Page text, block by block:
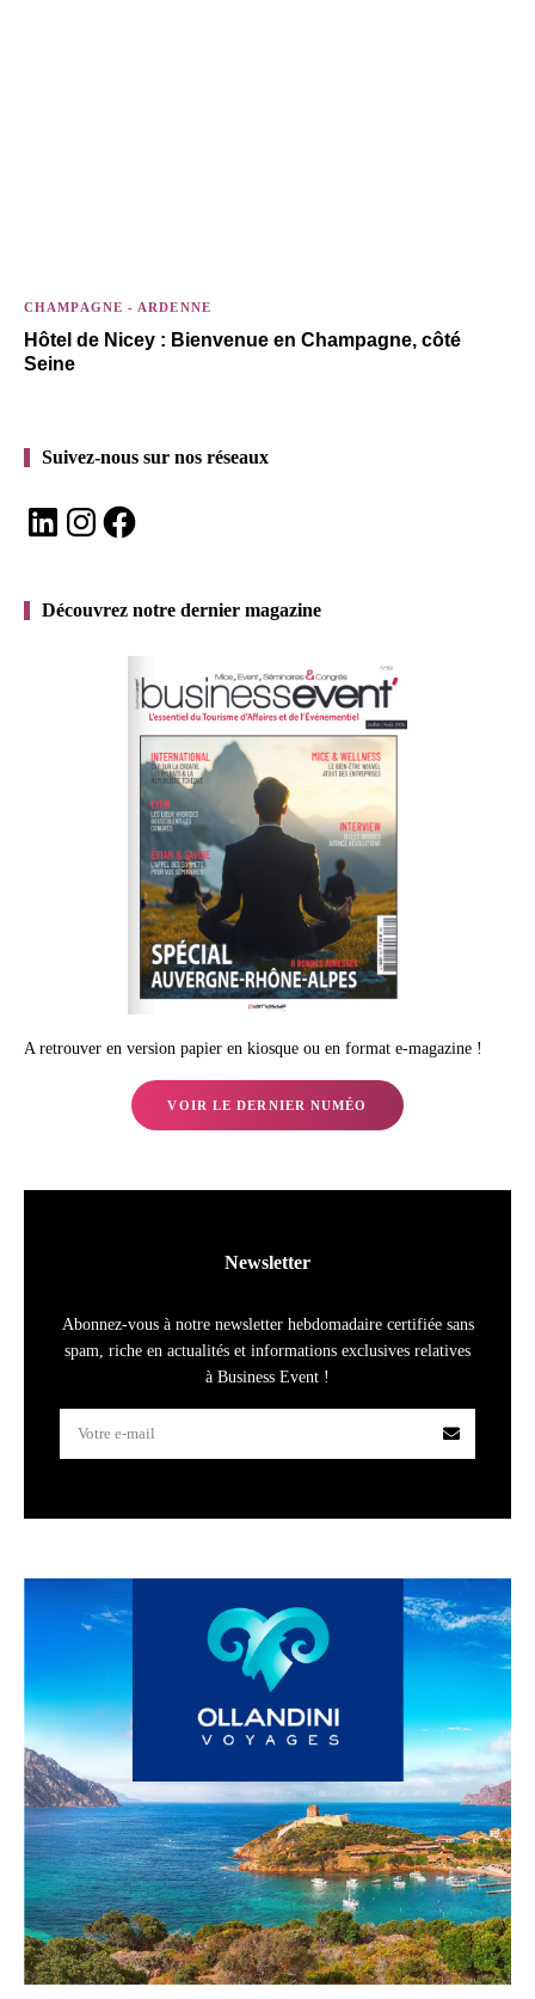
CHAMPAGNE - ARDENNE
Hôtel de Nicey : Bienvenue en Champagne, côté
Seine
Suivez-nous sur nos réseaux
LinkedInInstagramFacebook
Découvrez notre dernier magazine
A retrouver en version papier en kiosque ou en format e-magazine !
VOIR LE DERNIER NUMÉO
Newsletter
Abonnez-vous à notre newsletter hebdomadaire certifiée sans
spam, riche en actualités et informations exclusives relatives
à Business Event !